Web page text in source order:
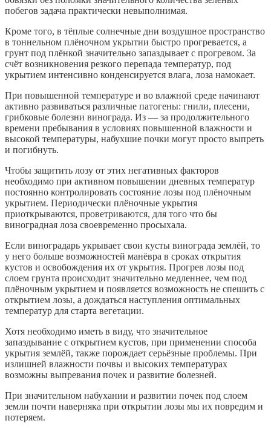
побегов задача практически невыполнимая.
Кроме того, в тёплые солнечные дни воздушное пространство
в тоннельном плёночном укрытии быстро прогревается, а
грунт под плёнкой значительно запаздывает с прогревом. За
счёт возникновения резкого перепада температур, под
укрытием интенсивно конденсируется влага, лоза намокает.
При повышенной температуре и во влажной среде начинают
активно развиваться различные патогены: гнили, плесени,
грибковые болезни винограда. Из — за продолжительного
времени пребывания в условиях повышенной влажности и
высокой температуры, набухшие почки могут просто выпреть
и погибнуть.
Чтобы защитить лозу от этих негативных факторов
необходимо при активном повышении дневных температур
постоянно контролировать состояние лозы под плёночным
укрытием. Периодически плёночные укрытия
приоткрываются, проветриваются, для того что бы
виноградная лоза своевременно просыхала.
Если виноградарь укрывает свои кусты винограда землёй, то
у него больше возможностей манёвра в сроках открытия
кустов и освобождения их от укрытия. Прогрев лозы под
слоем грунта происходит значительно медленнее, чем под
плёночным укрытием и появляется возможность не спешить с
открытием лозы, а дождаться наступления оптимальных
температур для старта вегетации.
Хотя необходимо иметь в виду, что значительное
запаздывание с открытием кустов, при применении способа
укрытия землёй, также порождает серьёзные проблемы. При
излишней влажности почвы и высоких температурах
возможны выпревания почек и развитие болезней.
При значительном набухании и развитии почек под слоем
земли почти наверняка при открытии лозы мы их повредим и
потеряем.